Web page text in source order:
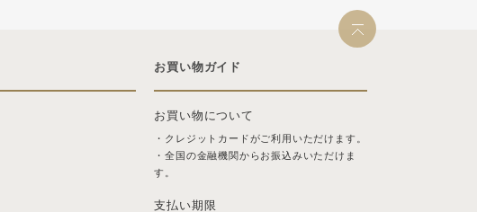
お買い物ガイド
お買い物について
・クレジットカードがご利用いただけます。
・全国の金融機関からお振込みいただけま
す。
支払い期限